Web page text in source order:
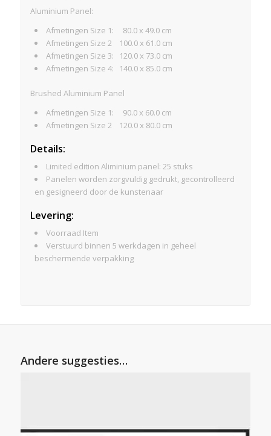
Aluminium Panel:
Afmetingen Size 1: 80.0 x 49.0 cm
Afmetingen Size 2 100.0 x 61.0 cm
Afmetingen Size 3: 120.0 x 73.0 cm
Afmetingen Size 4: 140.0 x 85.0 cm
Brushed Aluminium Panel
Afmetingen Size 1: 90.0 x 60.0 cm
Afmetingen Size 2 120.0 x 80.0 cm
Details:
Limited edition Aliminium panel: 25 stuks
Panelen worden zorgvuldig gedrukt, gecontrolleerd
en gesigneerd door de kunstenaar
Levering:
Voorraad Item
Verstuurd binnen 5 werkdagen in geheel
beschermende verpakking
Andere suggesties…